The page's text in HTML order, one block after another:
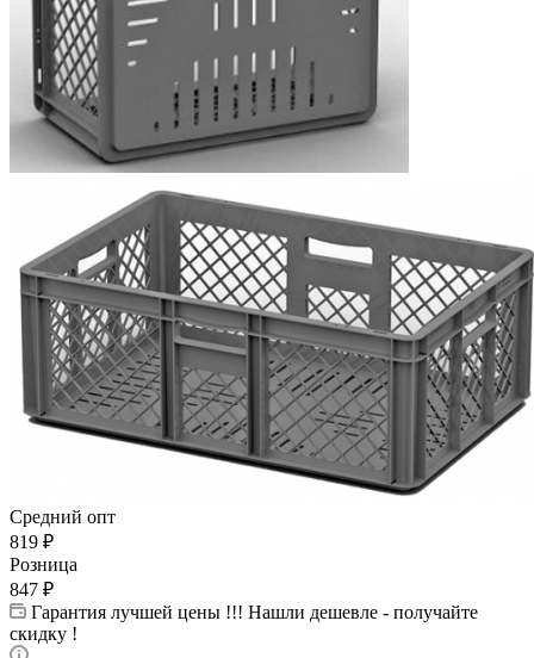
Средний опт
819 ₽
Розница
847 ₽
Гарантия лучшей цены !!! Нашли дешевле - получайте
скидку !